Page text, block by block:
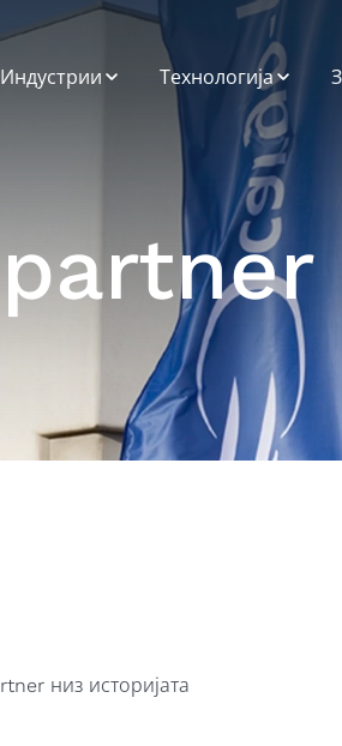
Индустрии
производи и лесно
расипливи
Висока технологија
Фармацевтски
производи и
здравство
Технологија
SPOT
Системска
Интеграција
Платформа за
Диспоненти (Road
Carrier Platform)
Податоци и
Аналитика
Развој на
апликации
низ историјата